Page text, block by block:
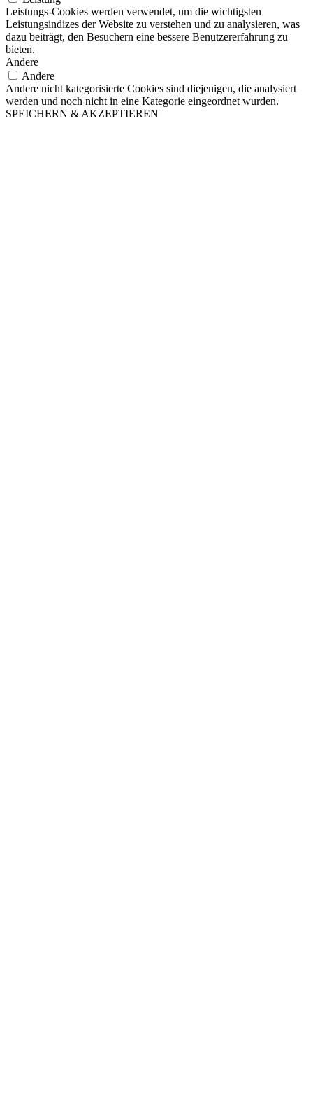
Leistungs-Cookies werden verwendet, um die wichtigsten
Leistungsindizes der Website zu verstehen und zu analysieren, was
dazu beiträgt, den Besuchern eine bessere Benutzererfahrung zu
bieten.
Andere
Andere
Andere nicht kategorisierte Cookies sind diejenigen, die analysiert
werden und noch nicht in eine Kategorie eingeordnet wurden.
SPEICHERN & AKZEPTIEREN